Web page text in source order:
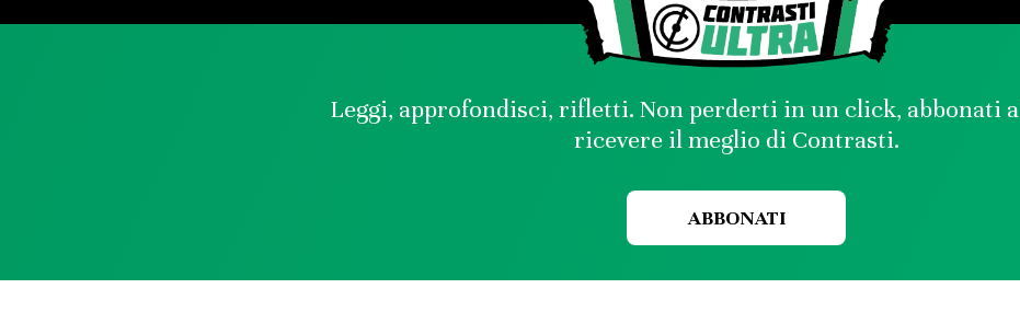
Leggi, approfondisci, rifletti. Non perderti in un click, abbonati a
ricevere il meglio di Contrasti.
ABBONATI